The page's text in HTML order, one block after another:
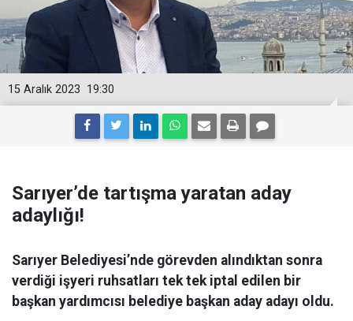
19:30
15 Aralık 2023
Sarıyer’de tartışma yaratan aday
adaylığı!
Sarıyer Belediyesi’nde görevden alındıktan sonra
verdiği işyeri ruhsatları tek tek iptal edilen bir
başkan yardımcısı belediye başkan aday adayı oldu.